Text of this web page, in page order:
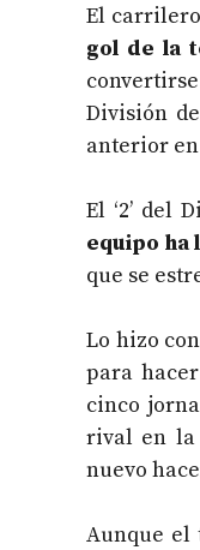
El
gol de la
División
anterior
El ‘2’ del
equipo ha
que se
Lo hizo
para
cinco
rival en la
nuevo
Aunque el